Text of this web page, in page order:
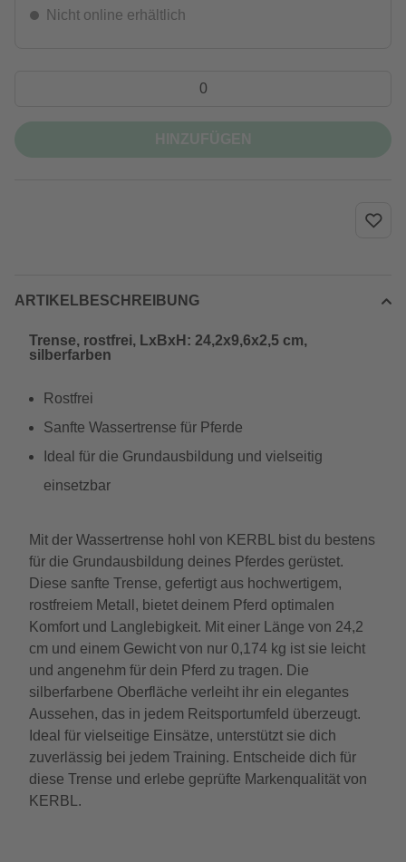
Nicht online erhältlich
ARTIKELBESCHREIBUNG
Trense, rostfrei, LxBxH: 24,2x9,6x2,5 cm,
silberfarben
Rostfrei
Sanfte Wassertrense für Pferde
Ideal für die Grundausbildung und vielseitig
einsetzbar
Mit der Wassertrense hohl von KERBL bist du bestens
für die Grundausbildung deines Pferdes gerüstet.
Diese sanfte Trense, gefertigt aus hochwertigem,
rostfreiem Metall, bietet deinem Pferd optimalen
Komfort und Langlebigkeit. Mit einer Länge von 24,2
cm und einem Gewicht von nur 0,174 kg ist sie leicht
und angenehm für dein Pferd zu tragen. Die
silberfarbene Oberfläche verleiht ihr ein elegantes
Aussehen, das in jedem Reitsportumfeld überzeugt.
Ideal für vielseitige Einsätze, unterstützt sie dich
zuverlässig bei jedem Training. Entscheide dich für
diese Trense und erlebe geprüfte Markenqualität von
KERBL.